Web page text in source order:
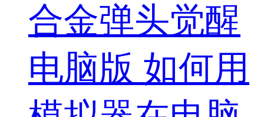
合金弹头觉醒
电脑版 如何用